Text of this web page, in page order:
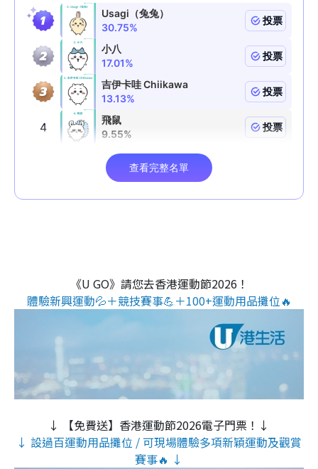
《U GO》請您去香港運動節2026！
體驗新興運動💦＋競技賽事💪＋100+運動用品攤位🔥
↓ 【免費送】香港運動節2026電子門票！↓
↓ 設過百運動用品攤位 / 可現場體驗多項新穎運動及觀賞
賽事🔥 ↓